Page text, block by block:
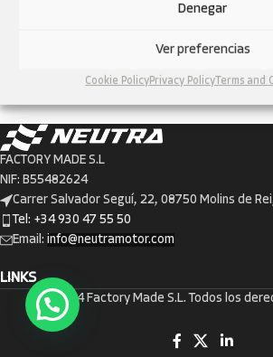
Denegar
Ver preferencias
Cookie PolicyPrivacy Policy Terms and
neutramotor
Bachner como su nuevo importador oficial
NEUTRA continúa ...
FACTORY MADE S.L
NIF: B55482624
Carrer Salvador Seguí, 22, 08750 Molins de
Tel: +34 930 47 55 50
Email: info@neutramotor.com
LINKS
© 2024 Factory Made S.L. Todos los